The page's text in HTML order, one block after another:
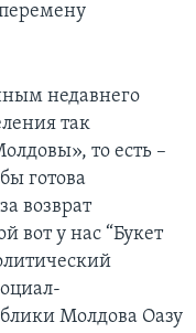
недавнего
так
то есть –
готова
возврат
вот у нас “Букет
Молдова Оазу